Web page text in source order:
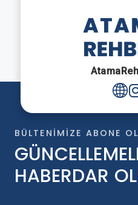
BÜLTENIMIZE ABONE
HABERDAR